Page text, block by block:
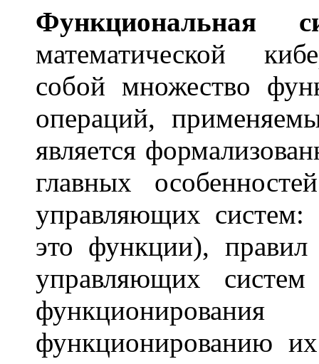
Функциональная
математической
собой множество
операций,
является
главных
управляющих
это функции),
управляющих
функционированию